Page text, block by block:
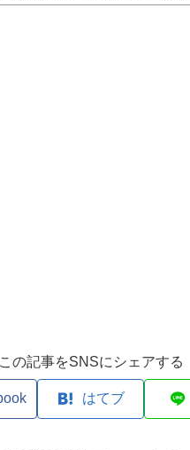
この記事をSNSにシェアする
はてブ